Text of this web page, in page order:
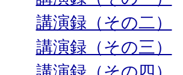
講演録（その二）
講演録（その三）